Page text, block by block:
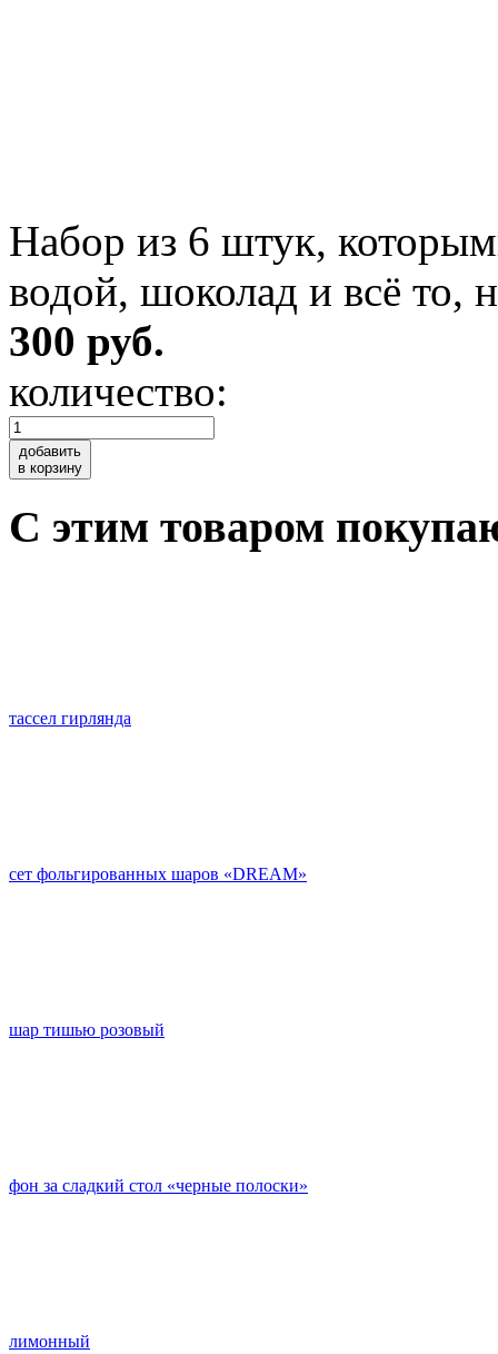
Набор из 6 штук,
водой, шоколад и всё то,
300 руб.
количество:
добавить
в корзину
C этим товаром
тассел гирлянда
сет фольгированных шаров «DREAM»
шар тишью розовый
фон за сладкий стол «черные полоски»
лимонный